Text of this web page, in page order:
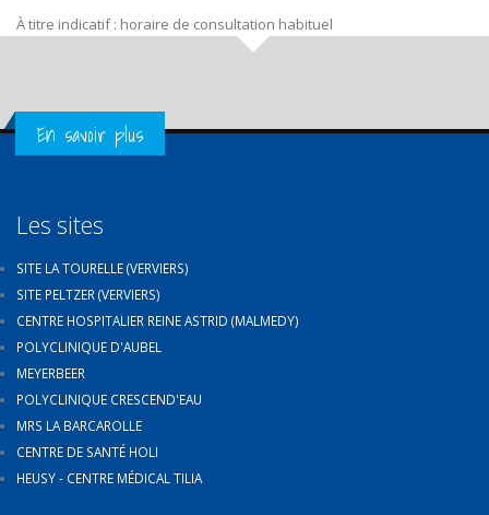
À titre indicatif : horaire de consultation habituel
Get in Touch
En savoir plus
Les sites
SITE LA TOURELLE (VERVIERS)
SITE PELTZER (VERVIERS)
CENTRE HOSPITALIER REINE ASTRID (MALMEDY)
POLYCLINIQUE D'AUBEL
MEYERBEER
POLYCLINIQUE CRESCEND'EAU
MRS LA BARCAROLLE
CENTRE DE SANTÉ HOLI
HEUSY - CENTRE MÉDICAL TILIA